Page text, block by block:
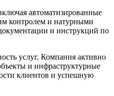
автоматизированные
контролем и натурными
и инструкций по
услуг. Компания активно
и инфраструктурные
клиентов и успешную